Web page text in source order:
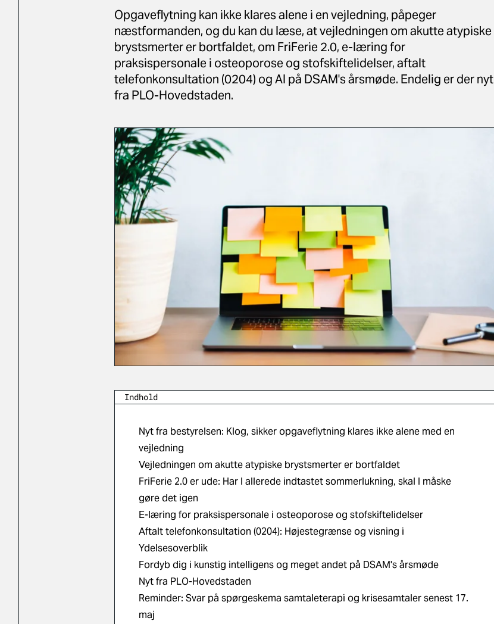
Opgaveflytning kan ikke klares alene i en vejledning, påpeger
næstformanden, og du kan du læse, at vejledningen om akutte atypiske
brystsmerter er bortfaldet, om FriFerie 2.0, e-læring for
praksispersonale i osteoporose og stofskiftelidelser, aftalt
telefonkonsultation (0204) og AI på DSAM's årsmøde. Endelig er der nyt
fra PLO-Hovedstaden.
Indhold
Nyt fra bestyrelsen: Klog, sikker opgaveflytning klares ikke alene med en
vejledning
Vejledningen om akutte atypiske brystsmerter er bortfaldet
FriFerie 2.0 er ude: Har I allerede indtastet sommerlukning, skal I måske
gøre det igen
E-læring for praksispersonale i osteoporose og stofskiftelidelser
Aftalt telefonkonsultation (0204): Højestegrænse og visning i
Ydelsesoverblik
Fordyb dig i kunstig intelligens og meget andet på DSAM's årsmøde
Nyt fra PLO-Hovedstaden
Reminder: Svar på spørgeskema samtaleterapi og krisesamtaler senest 17.
maj